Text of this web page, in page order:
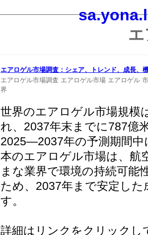
エアロゲル市場調査：シェア、トレンド、成長、
エアロゲル市場調査 エアロゲル市場 エアロゲル
界
世界のエアロゲル市場規模
れ、2037年末までに787億
2025―2037年の予測期間中
本のエアロゲル市場は、航
まな業界で環境の持続可能
ため、2037年まで安定し
す。
詳細はリンクをクリックし